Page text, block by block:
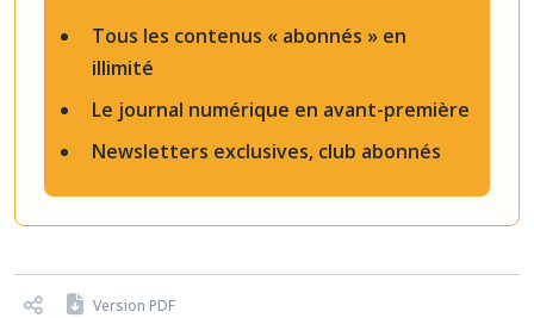
Tous les contenus « abonnés » en
illimité
Le journal numérique en avant-première
Newsletters exclusives, club abonnés
Version PDF